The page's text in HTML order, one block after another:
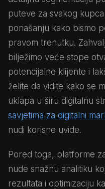
puteve za svakog
ponašanju kako bismo
pravom trenutku.
bilježimo veće stope
potencijalne klijente i
želite da vidite kako se
uklapa u širu digitalnu
savjetima za digitalni
nudi korisne uvide.
Pored toga, platforme
nude snažnu analitiku
rezultata i optimizaciju